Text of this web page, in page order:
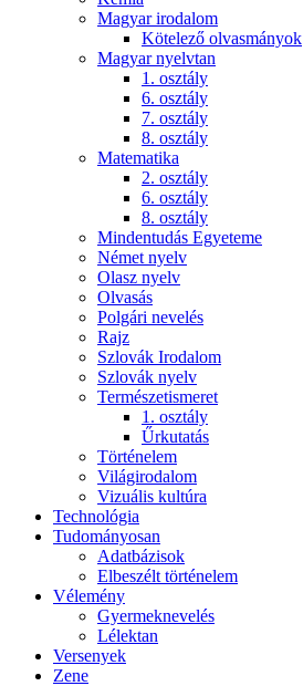
Magyar irodalom
Kötelező olvasmányok
Magyar nyelvtan
1. osztály
6. osztály
7. osztály
8. osztály
Matematika
2. osztály
6. osztály
8. osztály
Mindentudás Egyeteme
Német nyelv
Olasz nyelv
Olvasás
Polgári nevelés
Rajz
Szlovák Irodalom
Szlovák nyelv
Természetismeret
1. osztály
Űrkutatás
Történelem
Világirodalom
Vizuális kultúra
Technológia
Tudományosan
Adatbázisok
Elbeszélt történelem
Vélemény
Gyermeknevelés
Lélektan
Versenyek
Zene